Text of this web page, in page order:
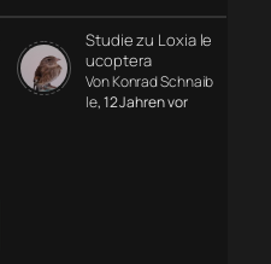
Studie zu Loxia le
ucoptera
Von Konrad Schnaib
le, 12 Jahren vor